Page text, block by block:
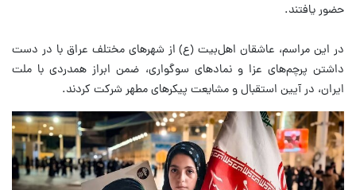
حضور یافتند.
در این مراسم، عاشقان اهل‌بیت (ع) از شهرهای مختلف عراق با در دست
داشتن پرچم‌های عزا و نمادهای سوگواری، ضمن ابراز همدردی با ملت
ایران، در آیین استقبال و مشایعت پیکرهای مطهر شرکت کردند.